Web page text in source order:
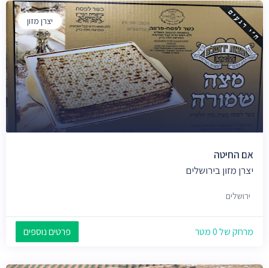
יצרן מזון
אם החיטה
יצרן מזון בירושלים
ירושלים
מרחק של 0 מטר פרטים נוספים